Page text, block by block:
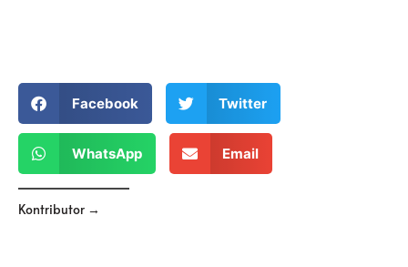
Facebook Twitter
WhatsApp Email
Kontributor →